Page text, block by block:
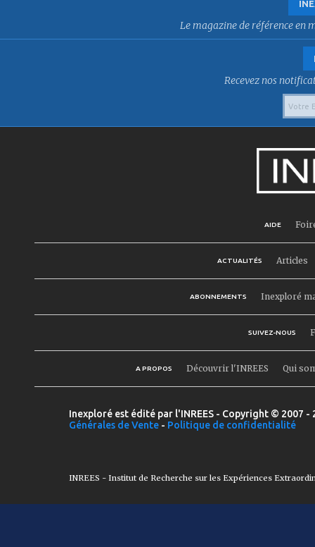
Le magazine de référence en
Recevez nos
AIDE
ACTUALITÉS Articles
ABONNEMENTS Inexploré
SUIVEZ-NOUS
A PROPOS Découvrir l'INREES Qui
Inexploré est édité par l'INREES - Copyright © 2007
Générales de Vente - Politique de confidentialité
INREES - Institut de Recherche sur les Expériences